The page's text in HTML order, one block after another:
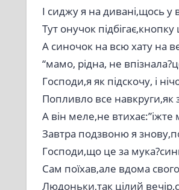
І сиджу я на дивані,щось у
Тут онучок
А синочок на всю хату на
“мамо, рідна, не
Господи,я як підскочу, і
Попливло все навкруги,як
А він меле,не
Завтра подзвоню я
Господи,що це за
Сам поїхав,але вдома
Людоньки,так цілий